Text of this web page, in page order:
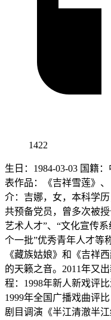
1422
生日：1984-03-03 国籍
表作品：《吉祥雪莲》
介：吉娜，女，本科学
共预备党员，曾多次被
艺术人才”、“文化宣传
个一批”优秀青年人才等
《藏族姑娘》和《吉祥
的天籁之音。2011年又
程：1998年新人新戏评
1999年全国广播戏曲评
剧目调演《半江清澈半